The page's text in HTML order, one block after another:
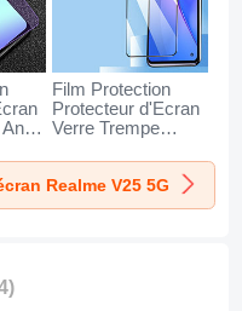
Film Protection
Protecteur d'Ecran
Verre Trempe
Realme V25 5G
Noir
Realme V25 5G